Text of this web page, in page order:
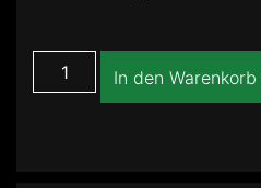
In den Warenkorb